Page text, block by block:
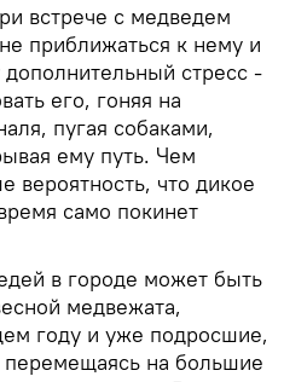
встрече с медведем
приближаться к нему и
стресс -
его, гоняя на
пугая собаками,
ему путь. Чем
вероятность, что дикое
само покинет
в городе может быть
медвежата,
году и уже подросшие,
перемещаясь на большие